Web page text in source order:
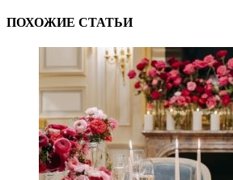
ПОХОЖИЕ СТАТЬИ